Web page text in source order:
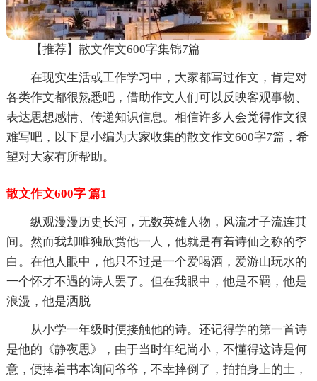
【推荐】散文作文600字集锦7篇
在现实生活或工作学习中，大家都写过作文，肯定对
各类作文都很熟悉吧，借助作文人们可以反映客观事物、
表达思想感情、传递知识信息。相信许多人会觉得作文很
难写吧，以下是小编为大家收集的散文作文600字7篇，希
望对大家有所帮助。
散文作文600字 篇1
纵观漫漫历史长河，无数英雄人物，风流才子流连其
间。然而我却唯独欣赏他一人，他就是有着诗仙之称的李
白。在他人眼中，他只不过是一个爱喝酒，爱游山玩水的
一个怀才不遇的诗人罢了。但在我眼中，他是不羁，他是
浪漫，他是洒脱
从小学一年级时便接触他的诗。还记得学的第一首诗
是他的《静夜思》，由于当时年纪尚小，不懂得这诗是何
意，便捧着书本询问爷爷，不幸摔倒了，拍拍身上的土，